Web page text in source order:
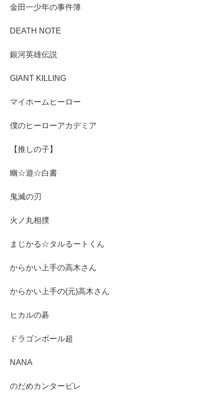
金田一少年の事件簿
DEATH NOTE
銀河英雄伝説
GIANT KILLING
マイホームヒーロー
僕のヒーローアカデミア
【推しの子】
幽☆遊☆白書
鬼滅の刃
火ノ丸相撲
まじかる☆タルるートくん
からかい上手の高木さん
からかい上手の(元)高木さん
ヒカルの碁
ドラゴンボール超
NANA
のだめカンタービレ